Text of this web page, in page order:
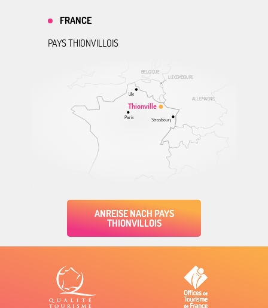
ALLEMAGNE
BELGIQUE
LUXEMBOURG
Thionville
Lille
Paris Strasbourg
FRANCE
PAYS THIONVILLOIS
ANREISE NACH PAYS
THIONVILLOIS